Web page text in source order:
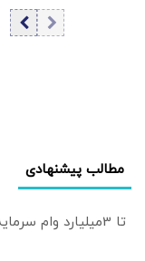
مرداد 1405/ افزایش
قیمت دینار
مطالب پیشنهادی
تا 3میلیارد وام سرمایه در گردش فروشندگان